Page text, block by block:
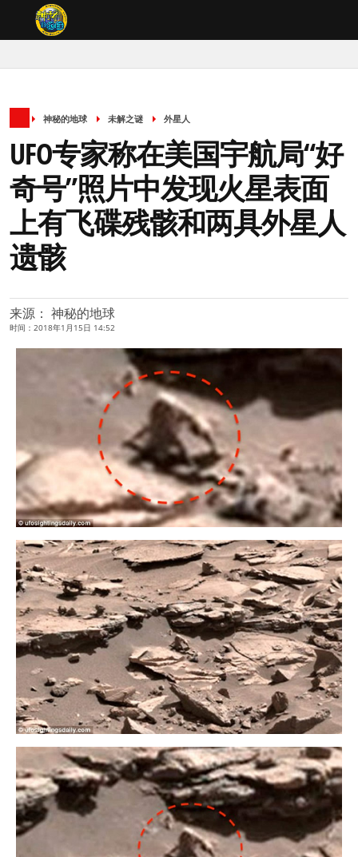
神秘的地球 未解之谜 外星人
UFO专家称在美国宇航局“好
奇号”照片中发现火星表面
上有飞碟残骸和两具外星人
遗骸
来源： 神秘的地球
时间：2018年1月15日 14:52